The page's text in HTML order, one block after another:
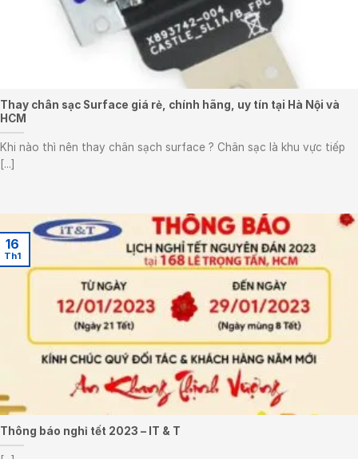
Thay chân sạc Surface giá rẻ, chính hãng, uy tín tại Hà Nội và
HCM
Khi nào thì nên thay chân sạch surface ? Chân sạc là khu vực tiếp
[...]
Thông báo nghỉ tết 2023 – IT & T
16
Th1